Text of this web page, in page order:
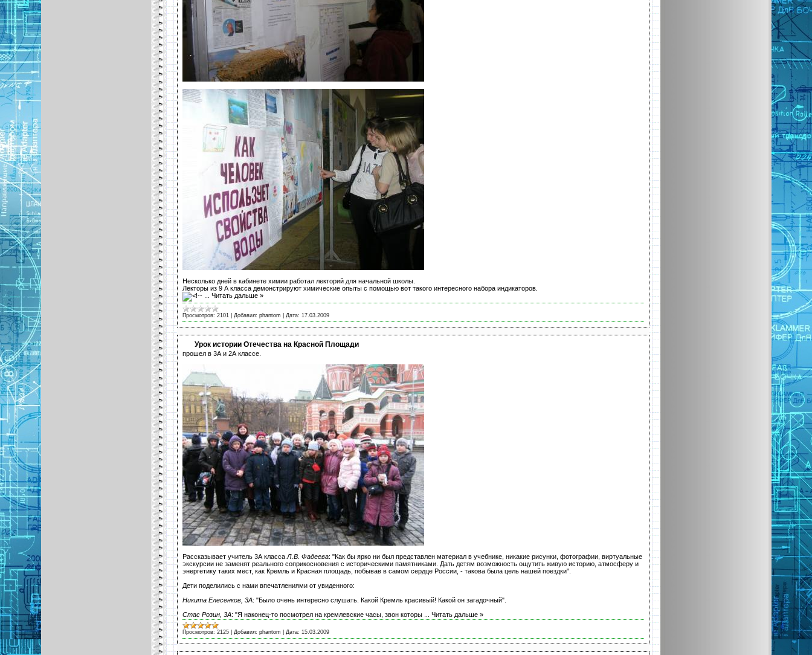
Несколько дней в кабинете химии работал лекторий для начальной школы.
Лекторы из 9 А класса демонстрируют химические опыты с помощью вот такого интересного набора индикаторов.
Читать дальше »
Просмотров: 2101 Добавил: phantom Дата: 17.03.2009
Урок истории Отечества на Красной Площади
прошел в 3А и 2А классе.
Рассказывает учитель 3А класса Л.В. Фадеева: "Как бы ярко ни был представлен материал в учебнике, никакие рисунки, фотографии, виртуальные
экскурсии не заменят реального соприкосновения с историческими памятниками. Дать детям возможность ощутить живую историю, атмосферу и
энергетику таких мест, как Кремль и Красная площадь, побывав в самом сердце России, - такова была цель нашей поездки".
Дети поделились с нами впечатлениями от увиденного:
Никита Елесенков, 3А: "Было очень интересно слушать. Какой Кремль красивый! Какой он загадочный".
Стас Розин, 3А: "Я наконец-то посмотрел на кремлевские часы, звон которы Читать дальше »
Просмотров: 2125 Добавил: phantom Дата: 15.03.2009